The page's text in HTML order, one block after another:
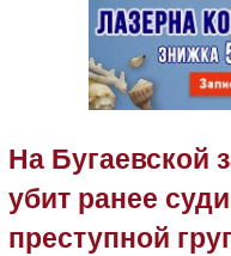
На Бугаевской
убит ранее
преступной